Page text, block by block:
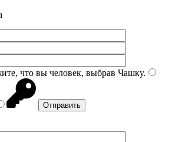
что вы человек, выбрав Чашку.